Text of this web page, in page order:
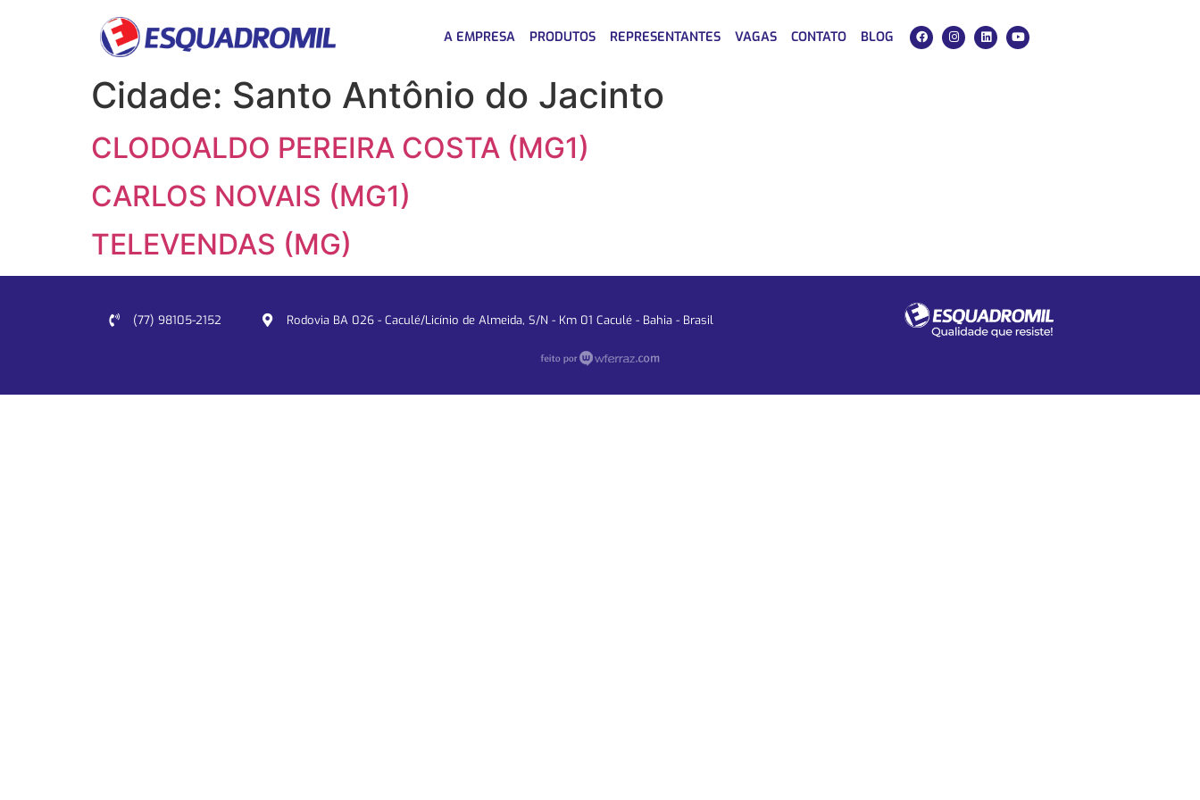
A EMPRESA PRODUTOS REPRESENTANTES VAGAS CONTATO BLOG
Cidade: Santo Antônio do Jacinto
CLODOALDO PEREIRA COSTA (MG1)
CARLOS NOVAIS (MG1)
TELEVENDAS (MG)
(77) 98105-2152 Rodovia BA 026 - Caculé/Licínio de Almeida, S/N - Km 01 Caculé - Bahia - Brasil